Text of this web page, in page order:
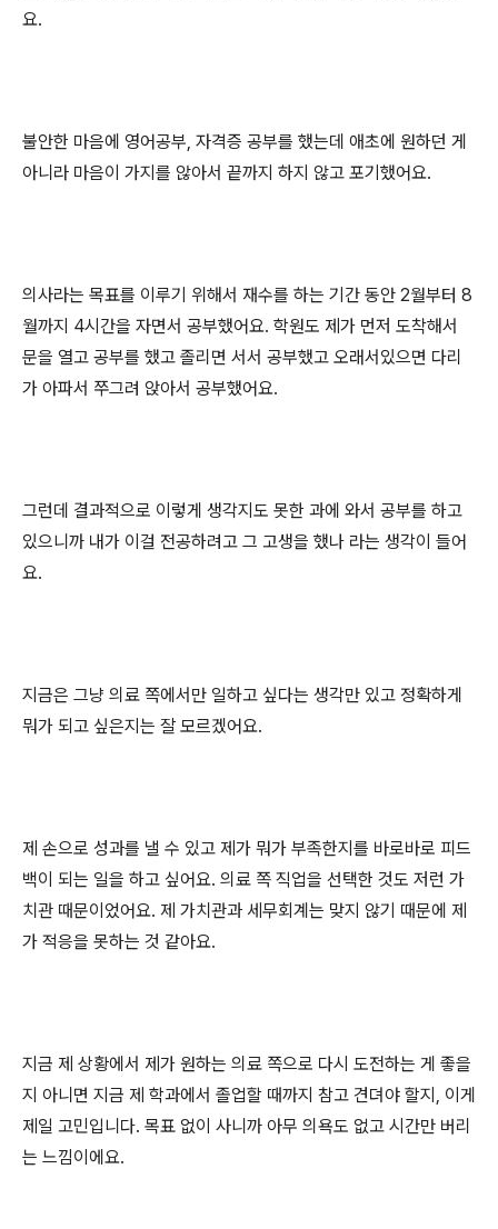
요.
불안한 마음에 영어공부, 자격증 공부를 했는데 애초에 원하던 게
아니라 마음이 가지를 않아서 끝까지 하지 않고 포기했어요.
의사라는 목표를 이루기 위해서 재수를 하는 기간 동안 2월부터 8
월까지 4시간을 자면서 공부했어요. 학원도 제가 먼저 도착해서
문을 열고 공부를 했고 졸리면 서서 공부했고 오래서있으면 다리
가 아파서 쭈그려 앉아서 공부했어요.
그런데 결과적으로 이렇게 생각지도 못한 과에 와서 공부를 하고
있으니까 내가 이걸 전공하려고 그 고생을 했나 라는 생각이 들어
요.
지금은 그냥 의료 쪽에서만 일하고 싶다는 생각만 있고 정확하게
뭐가 되고 싶은지는 잘 모르겠어요.
제 손으로 성과를 낼 수 있고 제가 뭐가 부족한지를 바로바로 피드
백이 되는 일을 하고 싶어요. 의료 쪽 직업을 선택한 것도 저런 가
치관 때문이었어요. 제 가치관과 세무회계는 맞지 않기 때문에 제
가 적응을 못하는 것 같아요.
지금 제 상황에서 제가 원하는 의료 쪽으로 다시 도전하는 게 좋을
지 아니면 지금 제 학과에서 졸업할 때까지 참고 견뎌야 할지 , 이게
제일 고민입니다. 목표 없이 사니까 아무 의욕도 없고 시간만 버리
는 느낌이에요.